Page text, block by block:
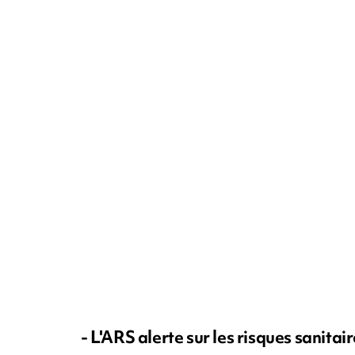
- L'ARS alerte sur les risques